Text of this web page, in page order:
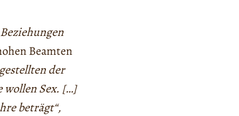
Beamten
der
wollen Sex. […]
beträgt“,